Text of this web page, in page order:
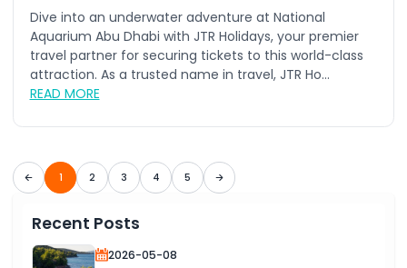
Dive into an underwater adventure at National
Aquarium Abu Dhabi with JTR Holidays, your premier
travel partner for securing tickets to this world-class
attraction. As a trusted name in travel, JTR Ho...
READ MORE
1 2 3 4 5
Recent Posts
2026-05-08